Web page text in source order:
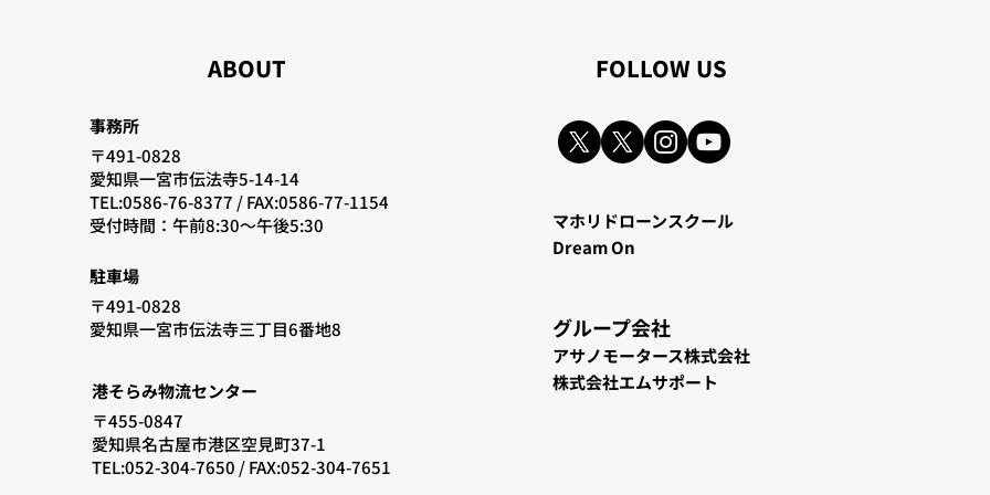
ABOUT
事務所
〒491-0828
愛知県一宮市伝法寺5-14-14
TEL:0586-76-8377 /FAX:0586-77-1154
​受付時間：午前8:30〜午後5:30
駐車場
〒491-0828
愛知県一宮市伝法寺三丁目6番地8
港そらみ物流センター
〒455-0847
愛知県名古屋市港区空見町37-1
TEL:052-304-7650 / FAX:052-304-7651
​FOLLOW US
マホリドローンスクール
Dream On
グループ会社
アサノモータース株式会社
株式会社エムサポート